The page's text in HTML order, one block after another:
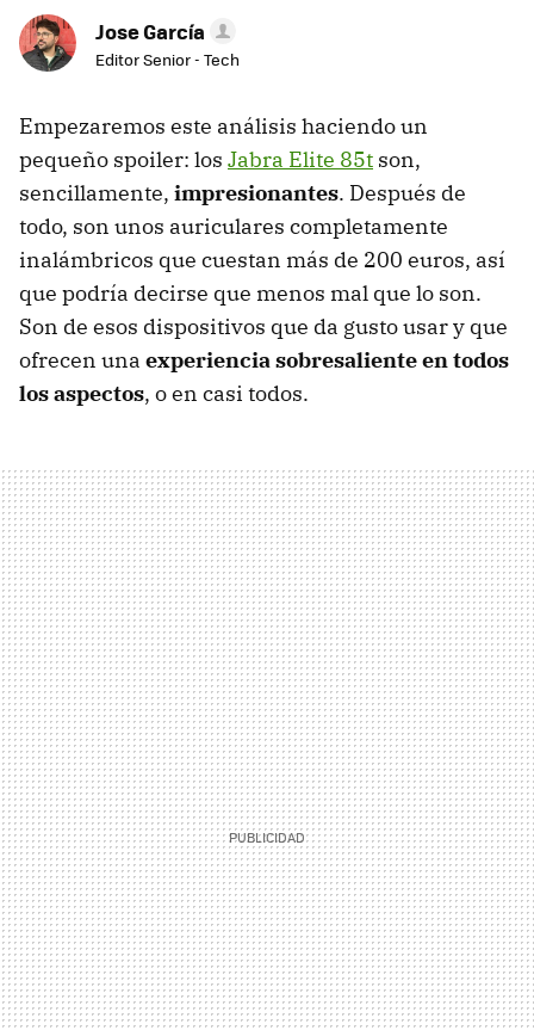
Jose García
Editor Senior - Tech
Empezaremos este análisis haciendo un
pequeño spoiler: los Jabra Elite 85t son,
sencillamente, impresionantes. Después de
todo, son unos auriculares completamente
inalámbricos que cuestan más de 200 euros, así
que podría decirse que menos mal que lo son.
Son de esos dispositivos que da gusto usar y que
ofrecen una experiencia sobresaliente en todos
los aspectos, o en casi todos.